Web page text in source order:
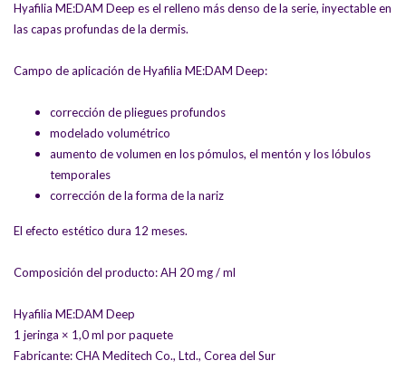
Hyafilia ME:DAM Deep es el relleno más denso de la serie, inyectable en
las capas profundas de la dermis.
Campo de aplicación de Hyafilia ME:DAM Deep:
corrección de pliegues profundos
modelado volumétrico
aumento de volumen en los pómulos, el mentón y los lóbulos
temporales
corrección de la forma de la nariz
El efecto estético dura 12 meses.
Composición del producto: AH 20 mg / ml
Hyafilia ME:DAM Deep
1 jeringa × 1,0 ml por paquete
Fabricante: CHA Meditech Co., Ltd., Corea del Sur